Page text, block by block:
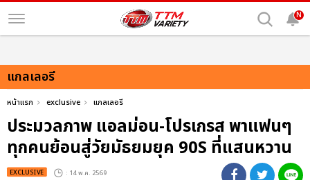
N
แกลเลอรี
หน้าแรก exclusive แกลเลอรี
ประมวลภาพ แอลม่อน-โปรเกรส พาแฟนๆ
ทุกคนย้อนสู่วัยมัธยมยุค 90S ที่แสนหวาน
EXCLUSIVE : 14 พ.ค. 2569